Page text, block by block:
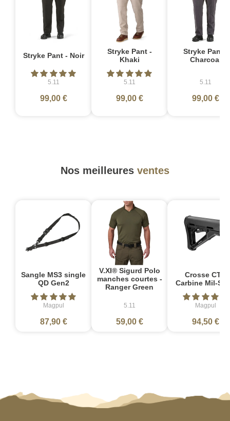
Stryke Pant - Noir
5.11
99,00 €
Stryke Pant -
Khaki
5.11
99,00 €
Stryke Pant -
Charcoal
5.11
99,00 €
Nos meilleures ventes
Sangle MS3 single
QD Gen2
Magpul
87,90 €
V.XI® Sigurd Polo
manches courtes -
Ranger Green
5.11
59,00 €
Crosse CTR
Carbine Mil-
Magpul
94,50 €